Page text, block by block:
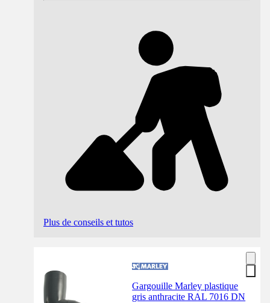
Plus de conseils et tutos
Gargouille Marley plastique
gris anthracite RAL 7016 DN